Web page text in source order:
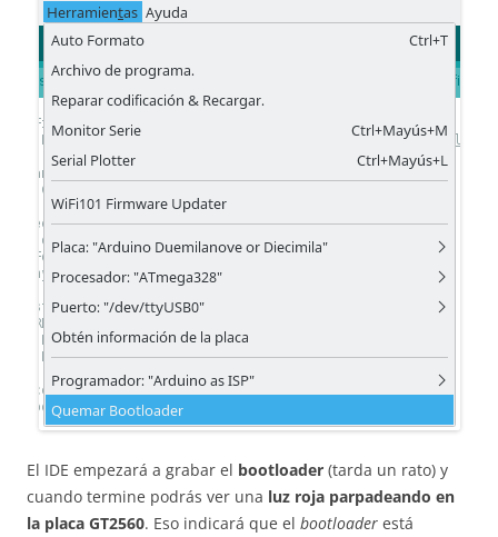
El IDE empezará a grabar el bootloader (tarda un rato) y
cuando termine podrás ver una luz roja parpadeando en
la placa GT2560. Eso indicará que el bootloader está